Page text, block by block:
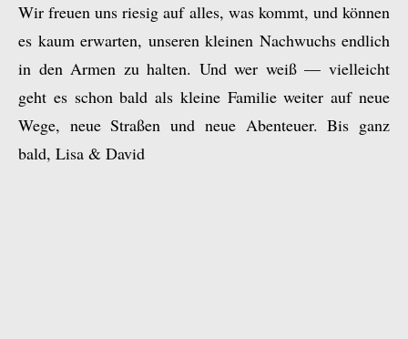
Wir freuen uns riesig auf alles, was kommt, und können
es kaum erwarten, unseren kleinen Nachwuchs endlich
in den Armen zu halten. Und wer weiß — vielleicht
geht es schon bald als kleine Familie weiter auf neue
Wege, neue Straßen und neue Abenteuer. Bis ganz
bald, Lisa & David